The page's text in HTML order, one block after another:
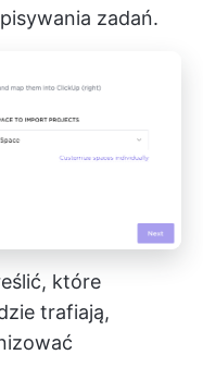
zadań.
które
trafiają,